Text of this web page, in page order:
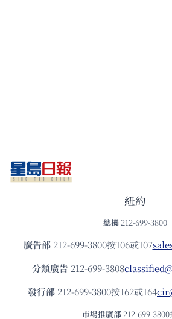
紐約
總機 212-699-3800
廣告部212-699-3800按106或107
分類廣告 212-699-3808
發⾏部 212-699-3800按162或164
市場推廣部 212-699-3800